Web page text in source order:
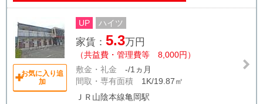
お気に入り追
加
UP ハイツ
家賃： 5.3万円
（共益費・管理費等 8,000円）
敷金・礼金 -/1ヵ月
間取・専有面積 1K/19.87㎡
ＪＲ山陰本線亀岡駅